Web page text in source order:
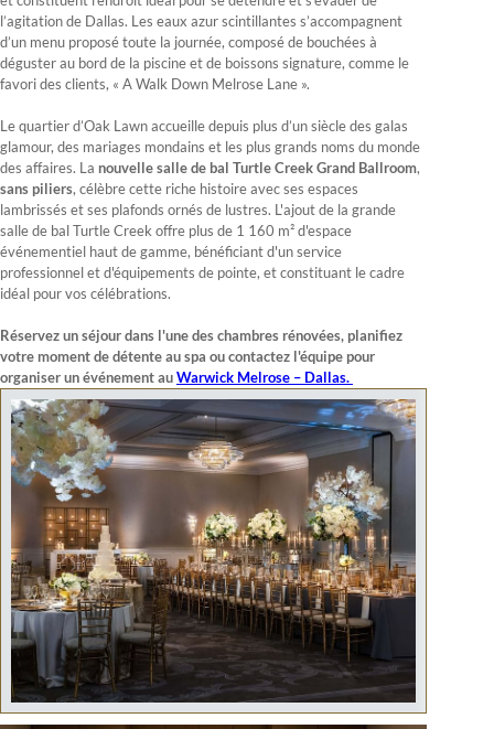
l’agitation de Dallas. Les eaux azur scintillantes s’accompagnent
d’un menu proposé toute la journée, composé de bouchées à
déguster au bord de la piscine et de boissons signature, comme le
favori des clients, « A Walk Down Melrose Lane ».
Le quartier d’Oak Lawn accueille depuis plus d’un siècle des galas
glamour, des mariages mondains et les plus grands noms du monde
des affaires. La nouvelle salle de bal Turtle Creek Grand Ballroom,
sans piliers, célèbre cette riche histoire avec ses espaces
lambrissés et ses plafonds ornés de lustres. L'ajout de la grande
salle de bal Turtle Creek offre plus de 1 160 m² d'espace
événementiel haut de gamme, bénéficiant d'un service
professionnel et d'équipements de pointe, et constituant le cadre
idéal pour vos célébrations.
Réservez un séjour dans l'une des chambres rénovées, planifiez
votre moment de détente au spa ou contactez l'équipe pour
organiser un événement auWarwick Melrose – Dallas.